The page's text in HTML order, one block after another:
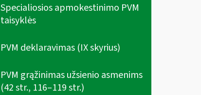
Specialiosios apmokestinimo PVM
taisyklės
PVM deklaravimas (IX skyrius)
PVM grąžinimas užsienio asmenims
(42 str., 116–119 str.)